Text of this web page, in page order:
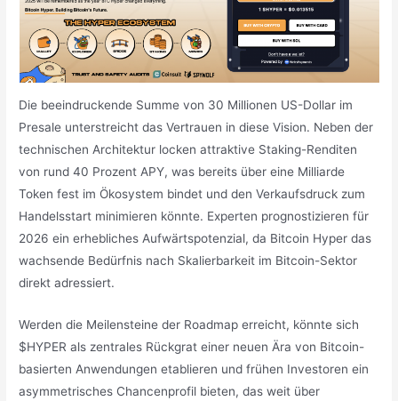
Die beeindruckende Summe von 30 Millionen US-Dollar im
Presale unterstreicht das Vertrauen in diese Vision. Neben der
technischen Architektur locken attraktive Staking-Renditen
von rund 40 Prozent APY, was bereits über eine Milliarde
Token fest im Ökosystem bindet und den Verkaufsdruck zum
Handelsstart minimieren könnte. Experten prognostizieren für
2026 ein erhebliches Aufwärtspotenzial, da Bitcoin Hyper das
wachsende Bedürfnis nach Skalierbarkeit im Bitcoin-Sektor
direkt adressiert.
Werden die Meilensteine der Roadmap erreicht, könnte sich
$HYPER als zentrales Rückgrat einer neuen Ära von Bitcoin-
basierten Anwendungen etablieren und frühen Investoren ein
asymmetrisches Chancenprofil bieten, das weit über